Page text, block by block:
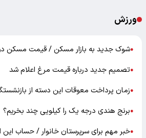
ورزش
●شوک جدید به بازار مسکن / قیمت مسکن دو
●تصمیم جدید درباره قیمت مرغ اعلام شد
●زمان پرداخت معوقات این دسته از
●برنج هندی درجه یک را کیلویی چند بخریم؟
●